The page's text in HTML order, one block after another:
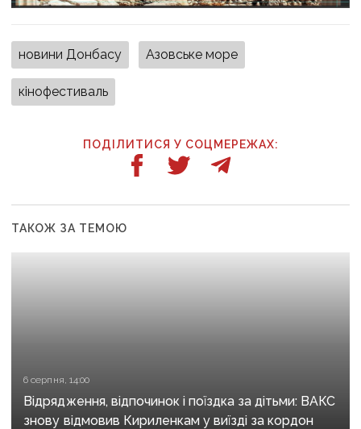
новини Донбасу Азовське море
кінофестиваль
ПОДІЛИТИСЯ У СОЦМЕРЕЖАХ:
ТАКОЖ ЗА ТЕМОЮ
6 серпня, 14:00
Відрядження, відпочинок і поїздка за дітьми: ВАКС
знову відмовив Кириленкам у виїзді за кордон